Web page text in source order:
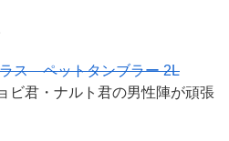
ス ペットタンブラー 2L
ビ君・ナルト君の男性陣が頑張